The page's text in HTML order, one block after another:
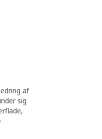
af
sig